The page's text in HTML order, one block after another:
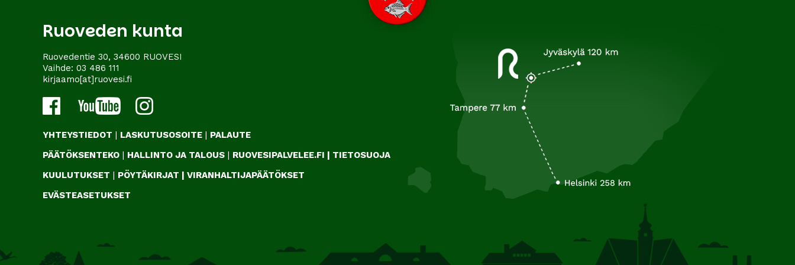
Ruoveden kunta
Ruovedentie 30, 34600 RUOVESI
Vaihde: 03 486 111
kirjaamo[at]ruovesi.fi
YHTEYSTIEDOT | LASKUTUSOSOITE | PALAUTE
PÄÄTÖKSENTEKO | HALLINTO JA TALOUS | RUOVESIPALVELEE.FI | TIETOSUOJA
KUULUTUKSET | PÖYTÄKIRJAT | VIRANHALTIJAPÄÄTÖKSET
EVÄSTEASETUKSET